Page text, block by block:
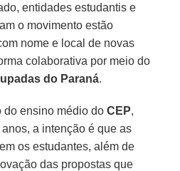
entidades estudantis e
o movimento estão
nome e local de novas
colaborativa por meio do
do Paraná.
do ensino médio doCEP,
anos, a intenção é que as
os estudantes, além de
das propostas que